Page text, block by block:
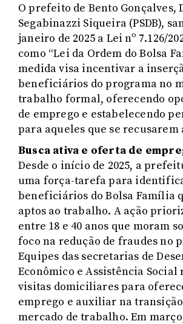
O prefeito de Bento Gonçalves,
Segabinazzi Siqueira (PSDB),
janeiro de 2025 a Lei nº 7.126/
como “Lei da Ordem do Bolsa
medida visa incentivar a
beneficiários do programa no
trabalho formal, oferecendo
de emprego e estabelecendo
para aqueles que se
Busca ativa e oferta de
Desde o início de 2025, a
uma força-tarefa para
beneficiários do Bolsa Família
aptos ao trabalho. A ação
entre 18 e 40 anos que moram
foco na redução de fraudes no
Equipes das secretarias de
Econômico e Assistência
visitas domiciliares para
emprego e auxiliar na
mercado de trabalho. Em